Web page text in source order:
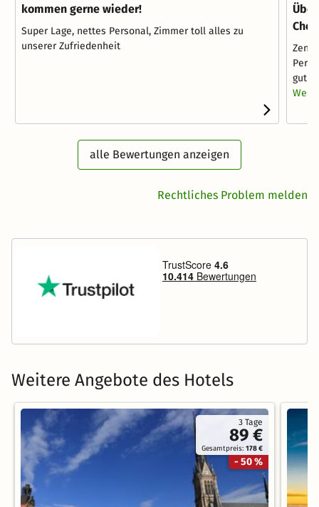
kommen gerne wieder!
Super Lage, nettes Personal, Zimmer toll alles zu
unserer Zufriedenheit
gut .
alle Bewertungen anzeigen
Rechtliches Problem melden
Weitere Angebote des Hotels
3 Tage
89 €
Gesamtpreis:178 €
- 50 %